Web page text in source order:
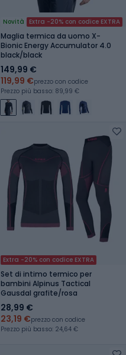
Novità Extra -20% con codice EXTRA
Maglia termica da uomo X-
Bionic Energy Accumulator 4.0
black/black
149,99 €
119,99 €prezzo con codice
Prezzo più basso: 89,99 €
Extra -20% con codice EXTRA
Set di intimo termico per
bambini Alpinus Tactical
Gausdal grafite/rosa
28,99 €
23,19 €prezzo con codice
Prezzo più basso: 24,64 €